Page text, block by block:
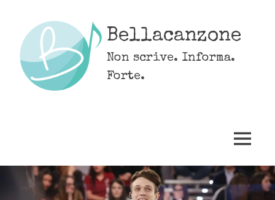
content
Bellacanzone
Non scrive. Informa.
Forte.
MENU